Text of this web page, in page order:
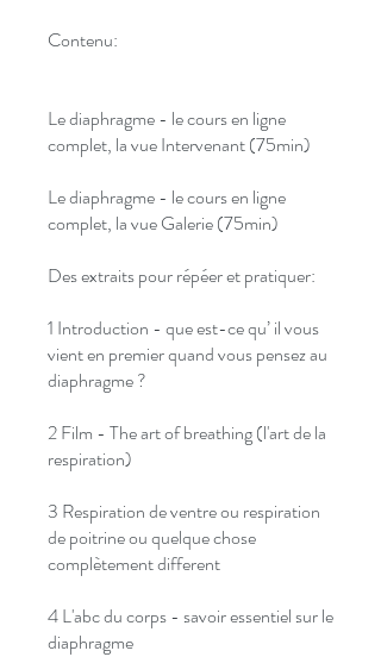
Contenu:
Le diaphragme - le cours en ligne
complet, la vue Intervenant (75min)
Le diaphragme - le cours en ligne
complet, la vue Galerie (75min)
Des extraits pour répéer et pratiquer:
1 Introduction - que est-ce qu’ il vous
vient en premier quand vous pensez au
diaphragme ?
2 Film - The art of breathing (l'art de la
respiration)
3 Respiration de ventre ou respiration
de poitrine ou quelque chose
complètement different
4 L'abc du corps - savoir essentiel sur le
diaphragme